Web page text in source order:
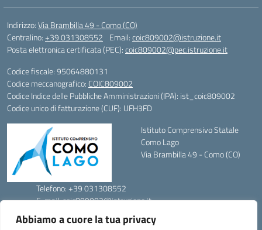
Abbiamo a cuore la tua privacy
Indirizzo:Via Brambilla 49 - Como (CO)
Centralino:+39 031308552 Email:coic809002@istruzione.it
Posta elettronica certificata (PEC):coic809002@pec.istruzione.it
Codice fiscale: 95064880131
Codice meccanografico: COIC809002
Codice Indice delle Pubbliche Amministrazioni (IPA): ist_coic809002
Codice unico di fatturazione (CUF): UFH3FD
Istituto Comprensivo Statale
Como Lago
Via Brambilla 49 - Como (CO)
Telefono: +39 031308552
E-mail: coic809002@istruzione.it
PEC: coic809002@pec.istruzione.it
Codice Meccanografico: COIC809002